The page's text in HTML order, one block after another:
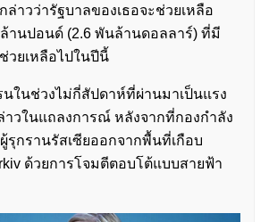
ล่าวว่ารัฐบาลของเธอจะช่วยเหลือ
านปอนด์ (2.6 พันล้านดอลลาร์) ที่มี
วยเหลือไปในปีนี้
นในช่วงไม่กี่สัปดาห์ที่ผ่านมาเป็นแรง
าวในแถลงการณ์ หลังจากที่กองกำลัง
รุกรานรัสเซียออกจากพื้นที่เกือบ
ด้วยการโจมตีตอบโต้แบบสายฟ้า